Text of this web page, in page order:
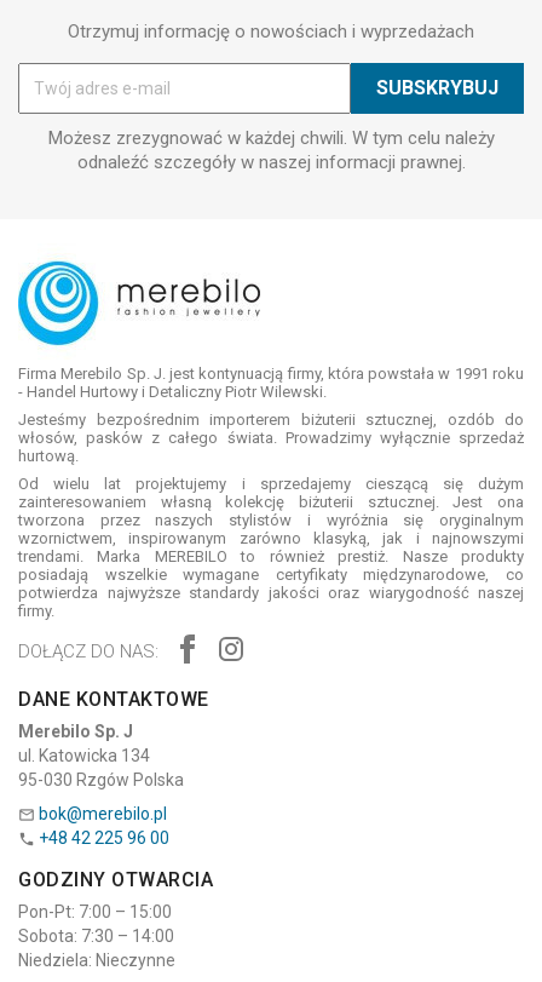
Otrzymuj informację o nowościach i wyprzedażach
Możesz zrezygnować w każdej chwili. W tym celu należy
odnaleźć szczegóły w naszej informacji prawnej.
Firma Merebilo Sp. J. jest kontynuacją firmy, która powstała w 1991 roku
- Handel Hurtowy i Detaliczny Piotr Wilewski.
Jesteśmy bezpośrednim importerem biżuterii sztucznej, ozdób do
włosów, pasków z całego świata. Prowadzimy wyłącznie sprzedaż
hurtową.
Od wielu lat projektujemy i sprzedajemy cieszącą się dużym
zainteresowaniem własną kolekcję biżuterii sztucznej. Jest ona
tworzona przez naszych stylistów i wyróżnia się oryginalnym
wzornictwem, inspirowanym zarówno klasyką, jak i najnowszymi
trendami. Marka MEREBILO to również prestiż. Nasze produkty
posiadają wszelkie wymagane certyfikaty międzynarodowe, co
potwierdza najwyższe standardy jakości oraz wiarygodność naszej
firmy.
DOŁĄCZ DO NAS:
DANE KONTAKTOWE
Merebilo Sp. J
ul. Katowicka 134
95-030 Rzgów Polska
 bok@merebilo.pl
 +48 42 225 96 00
GODZINY OTWARCIA
Pon-Pt: 7:00 – 15:00
Sobota: 7:30 – 14:00
Niedziela: Nieczynne